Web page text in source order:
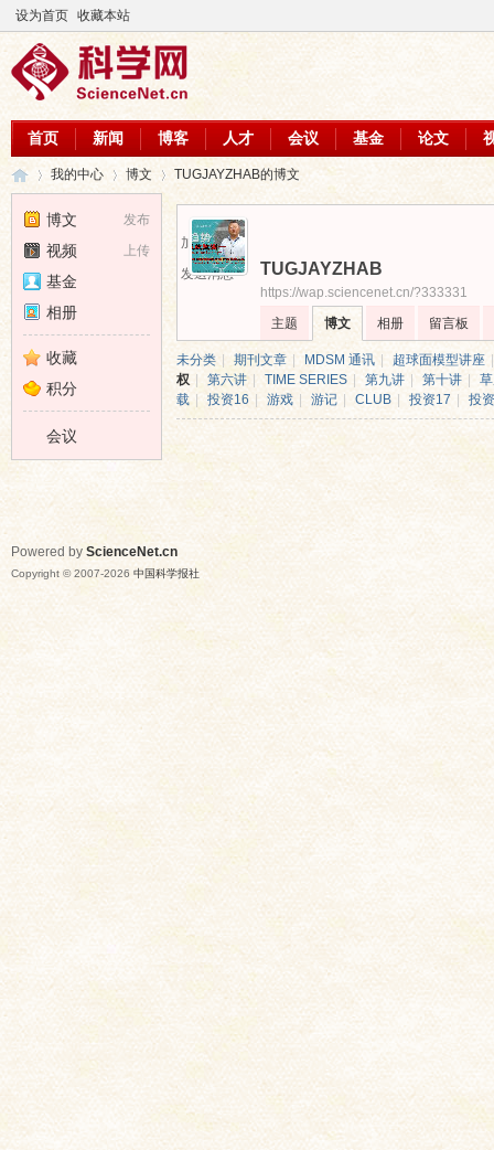
设为首页 收藏本站
首页 新闻 博客 人才 会议 基金 论文
›
我的中心 博文 TUGJAYZHAB的博文
加为好友
发送消息
TUGJAYZHAB
https://wap.sciencenet.cn/?333331
主题
博文 相册 留言板
未分类 期刊文章 MDSM 通讯 超球面模型讲座
权
第六讲 TIME SERIES 第九讲 第十讲
载
投资16 游戏 游记 CLUB 投资17 投
发布
博文
上传
视频
基金
相册
收藏
积分
会议
Powered by ScienceNet.cn
Copyright © 2007-2026 中国科学报社